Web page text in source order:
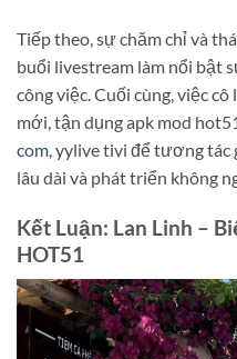
Tiếp theo, sự chăm chỉ và
buổi livestream làm nổi bật
công việc. Cuối cùng, việc
mới, tận dụng apk mod
com, yylive tivi để tương tác
lâu dài và phát triển không
Kết Luận: Lan Linh –
HOT51